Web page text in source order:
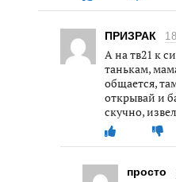
ПРИЗРАК
А на тв21 к
танькам,
общается,
открывай и
скучно,
просто